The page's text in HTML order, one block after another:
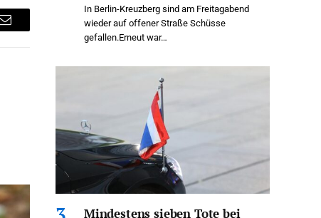
Email
In Berlin-Kreuzberg sind am Freitagabend
wieder auf offener Straße Schüsse
gefallen.Erneut war…
Mindestens sieben Tote bei